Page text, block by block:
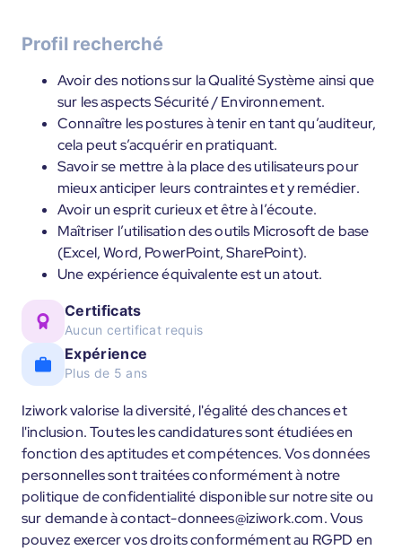
Profil recherché
Avoir des notions sur la Qualité Système ainsi que
sur les aspects Sécurité / Environnement.
Connaître les postures à tenir en tant qu’auditeur,
cela peut s’acquérir en pratiquant.
Savoir se mettre à la place des utilisateurs pour
mieux anticiper leurs contraintes et y remédier.
Avoir un esprit curieux et être à l’écoute.
Maîtriser l’utilisation des outils Microsoft de base
(Excel, Word, PowerPoint, SharePoint).
Une expérience équivalente est un atout.
Certificats
Aucun certificat requis
Expérience
Plus de 5 ans
Iziwork valorise la diversité, l'égalité des chances et
l'inclusion. Toutes les candidatures sont étudiées en
fonction des aptitudes et compétences. Vos données
personnelles sont traitées conformément à notre
politique de confidentialité disponible sur notre site ou
sur demande à contact-donnees@iziwork.com. Vous
pouvez exercer vos droits conformément au RGPD en